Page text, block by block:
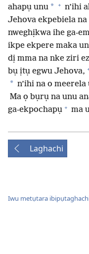
ahapụ unu * + n’ihi
Jehova ekpebiela
nweghịkwa ihe ga-
ikpe ekpere maka
dị mma na nke ziri
bụ ịtụ egwu Jehova,
* n’ihi na o
Ma ọ bụrụ na unu
ga-ekpochapụ + ma
Laghachi
Iwu metụtara